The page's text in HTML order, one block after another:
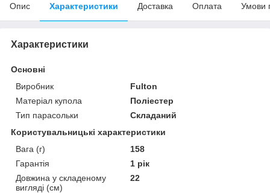
Опис Характеристики Доставка Оплата Умови
Характеристики
Основні
Виробник
Fulton
Матеріал купола
Поліестер
Тип парасольки
Складаний
Користувальницькі характеристики
Вага (г)
158
Гарантія
1 рік
Довжина у складеному
вигляді (см)
22